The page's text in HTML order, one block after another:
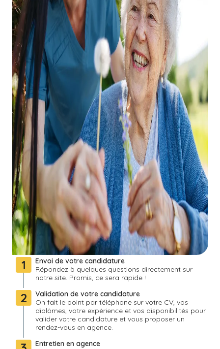
1
Envoi de votre candidature
Répondez à quelques questions directement sur
notre site. Promis, ce sera rapide !
2
Validation de votre candidature
On fait le point par téléphone sur votre CV, vos
diplômes, votre expérience et vos disponibilités pour
valider votre candidature et vous proposer un
rendez-vous en agence.
Entretien en agence